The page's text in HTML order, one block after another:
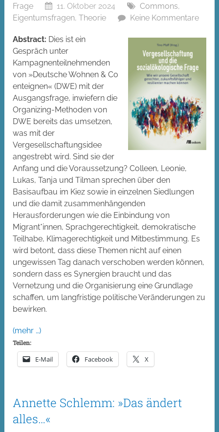
Frage
11. Oktober 2024 Commons,
Eigentumsfragen,Theorie Keine Kommentare
Abstract: Dies ist ein
Gespräch unter
Kampagnenteilnehmenden
von »Deutsche Wohnen & Co
enteignen« (DWE) mit der
Ausgangsfrage, inwiefern die
Organizing-Methoden von
DWE bereits das umsetzen,
was mit der
Vergesellschaftungsidee
angestrebt wird. Sind sie der
Anfang und die Voraussetzung? Colleen, Leonie,
Lukas, Tanja und Tilman sprechen über den
Basisaufbau im Kiez sowie in einzelnen Siedlungen
und die damit zusammenhängenden
Herausforderungen wie die Einbindung von
Migrant*innen, Sprachgerechtigkeit, demokratische
Teilhabe, Klimagerechtigkeit und Mitbestimmung. Es
wird betont, dass diese Themen nicht auf einen
ungewissen Tag danach verschoben werden können,
sondern dass es Synergien braucht und das
Vernetzung und die Organisierung eine Grundlage
schaffen, um langfristige politische Veränderungen zu
bewirken.
(mehr …)
Teilen:
E-Mail Facebook X
Annette Schlemm: »Das ändert
alles…«